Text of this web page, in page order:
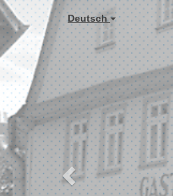
Deutsch
Previous